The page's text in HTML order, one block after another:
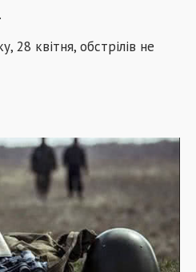
28 квітня, обстрілів не